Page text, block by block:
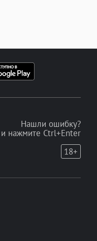
Нашли ошибку?
нажмите Ctrl+Enter
18+